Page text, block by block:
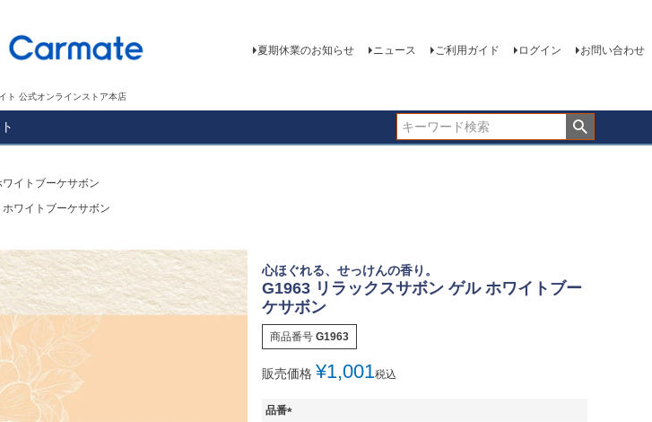
ト 公式オンラインストア本店
夏期休業のお知らせ ニュース ご利用ガイド ログイン お問い合わせ
イトブーケサボン
ワイトブーケサボン
心ほぐれる、せっけんの香り。
G1963 リラックスサボン ゲル ホワイトブー
ケサボン
商品番号 G1963
販売価格 ¥1,001税込
品番